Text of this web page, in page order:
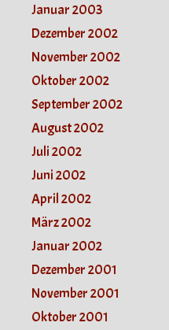
Januar 2003
Dezember 2002
November 2002
Oktober 2002
September 2002
August 2002
Juli 2002
Juni 2002
April 2002
März 2002
Januar 2002
Dezember 2001
November 2001
Oktober 2001